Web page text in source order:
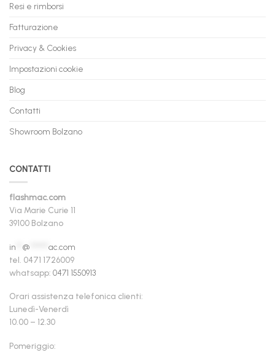
Resi e rimborsi
Fatturazione
Privacy & Cookies
Impostazioni cookie
Blog
Contatti
Showroom Bolzano
CONTATTI
flashmac.com
Via Marie Curie 11
39100 Bolzano
in @
ac.com
tel. 0471 1726009
whatsapp: 0471 1550913
Orari assistenza telefonica clienti:
Lunedì-Venerdì
10.00 – 12.30
Pomeriggio: